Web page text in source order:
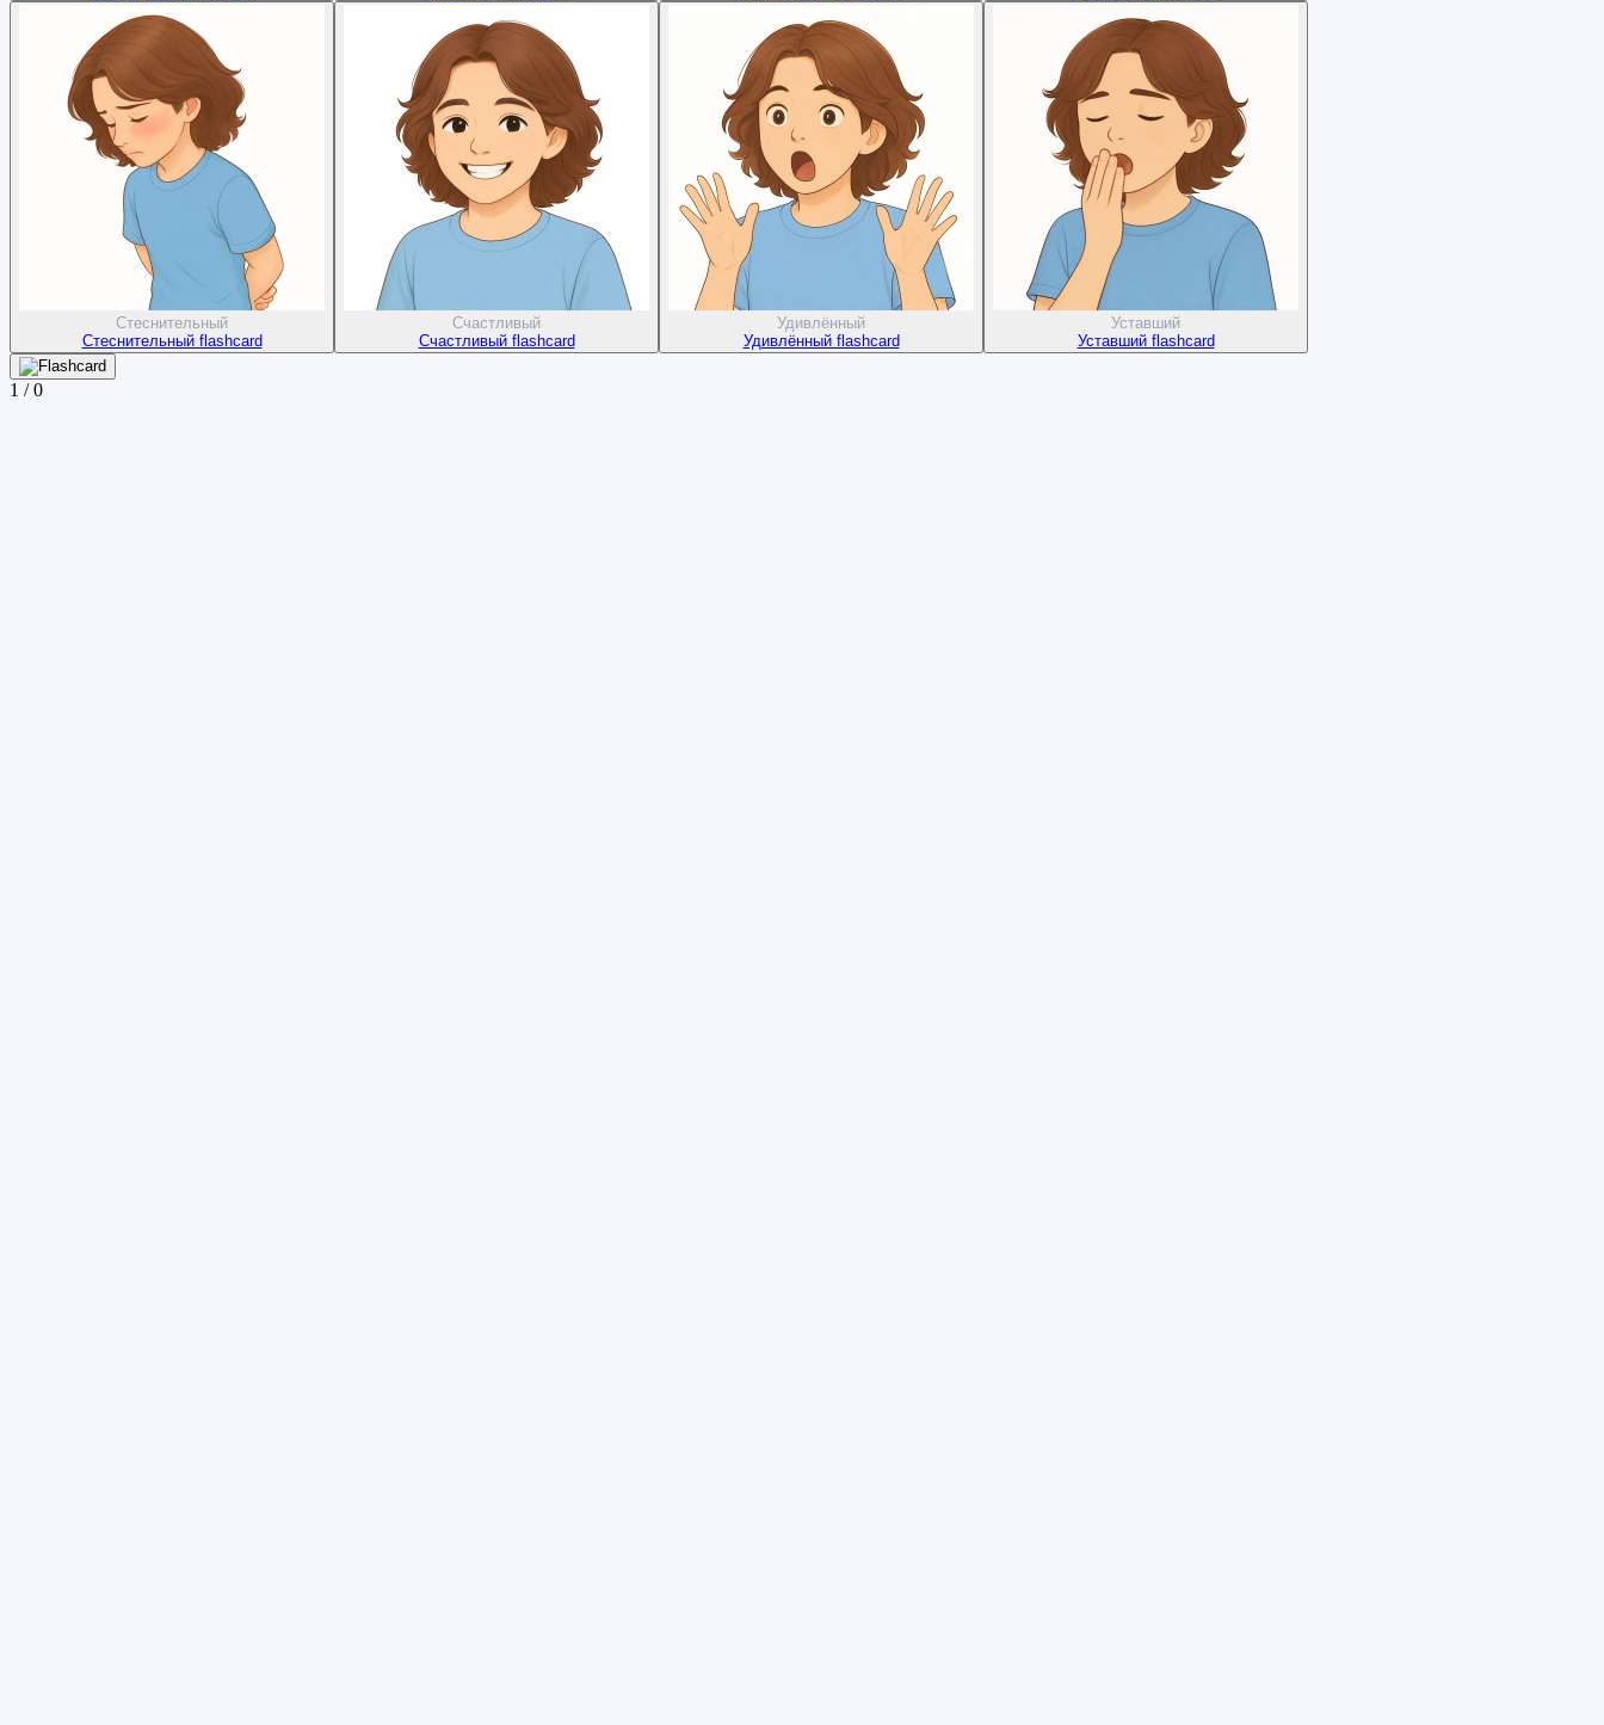
Стеснительный
Стеснительный flashcard
Счастливый
Счастливый flashcard
Удивлённый
Удивлённый flashcard
Уставший
Уставший flashcard
1 /0